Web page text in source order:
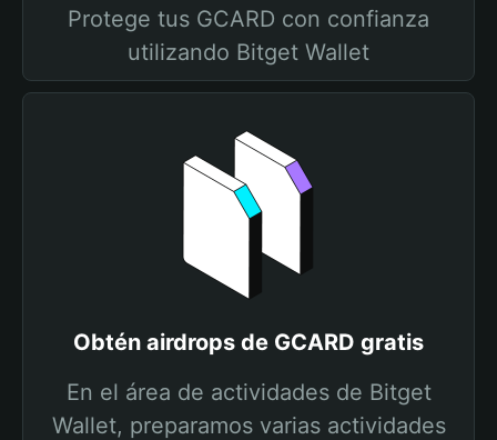
Protege tus GCARD con confianza
utilizando Bitget Wallet
Obtén airdrops de GCARD gratis
En el área de actividades de Bitget
Wallet, preparamos varias actividades